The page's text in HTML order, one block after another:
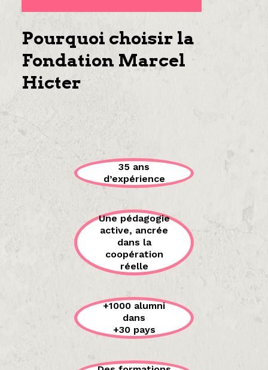
Pourquoi choisir la
Fondation Marcel
Hicter
35 ans
d’expérience
Une pédagogie
active, ancrée
dans la
coopération
réelle
+1000 alumni
dans
+30 pays